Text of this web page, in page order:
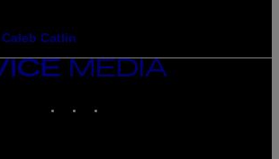
Caleb Catlin